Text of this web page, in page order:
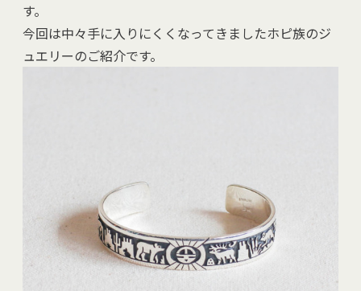
す。
今回は中々手に入りにくくなってきましたホピ族のジ
ュエリーのご紹介です。